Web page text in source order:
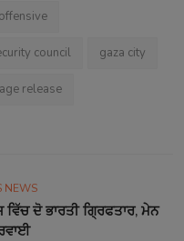
council gaza city
release
NEWS
ਦੋ ਭਾਰਤੀ ਗ੍ਰਿਫਤਾਰ, ਮੇਨ